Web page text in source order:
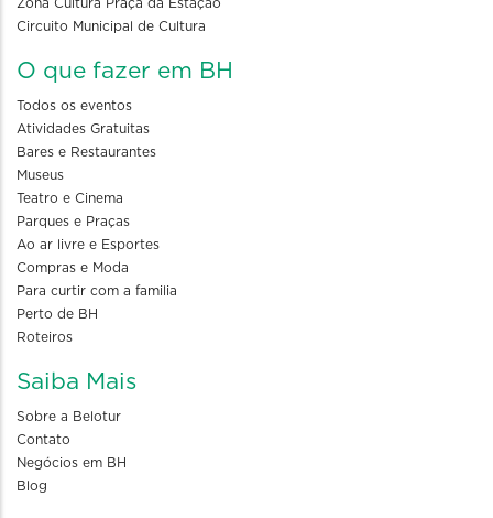
Zona Cultura Praça da Estação
Circuito Municipal de Cultura
O que fazer em BH
Todos os eventos
Atividades Gratuitas
Bares e Restaurantes
Museus
Teatro e Cinema
Parques e Praças
Ao ar livre e Esportes
Compras e Moda
Para curtir com a familia
Perto de BH
Roteiros
Saiba Mais
Sobre a Belotur
Contato
Negócios em BH
Blog